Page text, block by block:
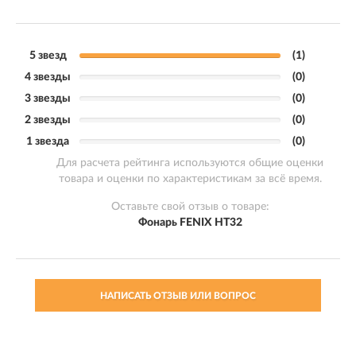
5 звезд
(1)
4 звезды
(0)
3 звезды
(0)
2 звезды
(0)
1 звезда
(0)
Для расчета рейтинга используются общие оценки
товара и оценки по характеристикам за всё время.
Оставьте свой отзыв о товаре:
Фонарь FENIX HT32
НАПИСАТЬ ОТЗЫВ ИЛИ ВОПРОС